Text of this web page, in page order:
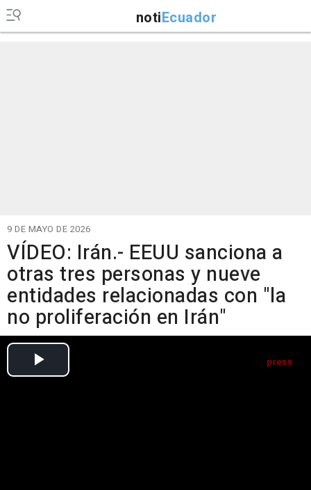
notiEcuador
9 DE MAYO DE 2026
VÍDEO: Irán.- EEUU sanciona a
otras tres personas y nueve
entidades relacionadas con "la
no proliferación en Irán"